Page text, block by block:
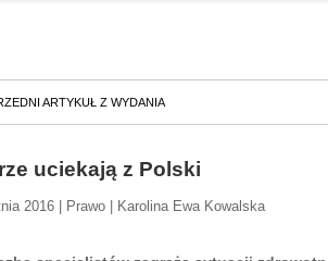
ARTYKUŁ Z WYDANIA
uciekają z Polski
2016 | Prawo | Karolina Ewa Kowalska